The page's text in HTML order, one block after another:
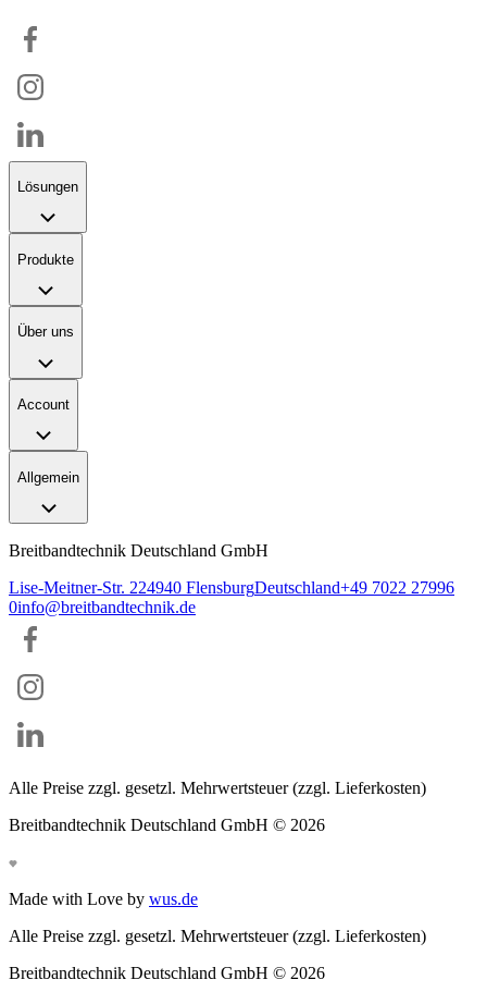
Lösungen
Produkte
Über uns
Account
Allgemein
Breitbandtechnik Deutschland GmbH
Lise-Meitner-Str. 224940 FlensburgDeutschland+49 7022 27996
0info@breitbandtechnik.de
Alle Preise zzgl. gesetzl. Mehrwertsteuer (zzgl. Lieferkosten)
Breitbandtechnik Deutschland GmbH © 2026
Made with Love by wus.de
Alle Preise zzgl. gesetzl. Mehrwertsteuer (zzgl. Lieferkosten)
Breitbandtechnik Deutschland GmbH © 2026